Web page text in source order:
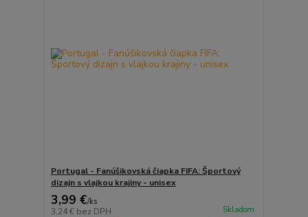
Portugal - Fanúšikovská čiapka FIFA: Športový
dizajn s vlajkou krajiny - unisex
3,99 €/ks
3,24 € bez DPH Skladom